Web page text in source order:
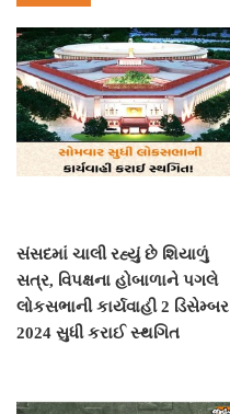
સંસદમાં ચાલી રહ્યું છે શિયાળું
સત્ર, વિપક્ષના હોબાળાને પગલે
લોકસભાની કાર્યવાહી 2 ડિસેમ્બર
2024 સુધી કરાઈ સ્થગિત